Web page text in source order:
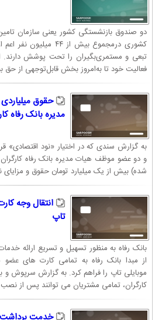
دو صندوق بازنشستگی کشور یعنی سازمان
کشوری درمجموع بیش از
تبعی و مستمری‌بگیران را تحت پوشش دارند.
فعالیت خود تا به‌امروز بخش قابل‌توجهی از حق
حقوق
مدیره بانک رفاه
به گزارش سندی که در اختیار «نود اقتصادی»
و دو عضو موظف هیات مدیره بانک رفاه
شده) بیش از یک میلیارد تومان حقوق و مزایای
انتقال وجه
تاپ
بانک رفاه به منظور تسهیل و تسریع ارائه
از مبدا بانک رفاه به تمامی کارت های
موبایلی تاپ را فراهم کرد. به گزارش سرپوش و
کارگران، تمامی مشتریان می توانند پس از